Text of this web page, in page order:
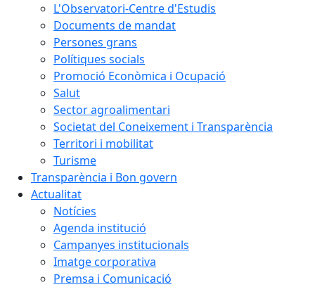
L'Observatori-Centre d'Estudis
Documents de mandat
Persones grans
Polítiques socials
Promoció Econòmica i Ocupació
Salut
Sector agroalimentari
Societat del Coneixement i Transparència
Territori i mobilitat
Turisme
Transparència i Bon govern
Actualitat
Notícies
Agenda institució
Campanyes institucionals
Imatge corporativa
Premsa i Comunicació